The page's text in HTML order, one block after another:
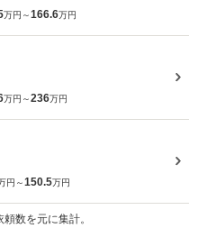
万円～166.6万円
万円～236万円
円～150.5万円
数を元に集計。